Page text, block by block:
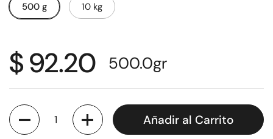
500 g 10 kg
$ 92.20 500.0gr
Cantidad
Añadir al Carrito